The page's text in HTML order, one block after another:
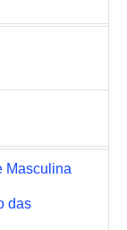
Masculina
das